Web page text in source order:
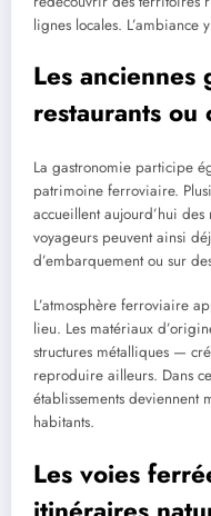
lignes locales. L’ambiance
Les anciennes
restaurants ou
La gastronomie participe
patrimoine ferroviaire.
accueillent aujourd’hui des
voyageurs peuvent ainsi
d’embarquement ou sur
L’atmosphère ferroviaire
lieu. Les matériaux
structures métalliques —
reproduire ailleurs. Dans
établissements deviennent
habitants.
Les voies